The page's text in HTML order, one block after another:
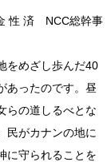
性 済 NCC総幹事
をめざし歩んだ40
あったのです。昼
らの道しるべとな
民がカナンの地に
に守られることを